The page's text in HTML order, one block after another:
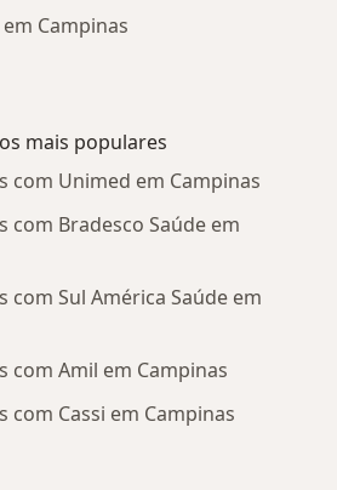
Campinas
mais populares
com Unimed em Campinas
com Bradesco Saúde em
com Sul América Saúde em
com Amil em Campinas
com Cassi em Campinas